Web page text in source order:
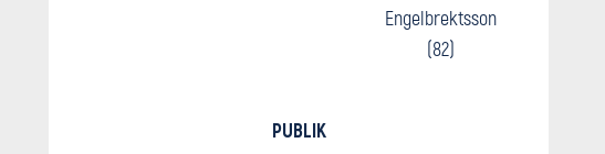
Engelbrektsson
(82)
PUBLIK